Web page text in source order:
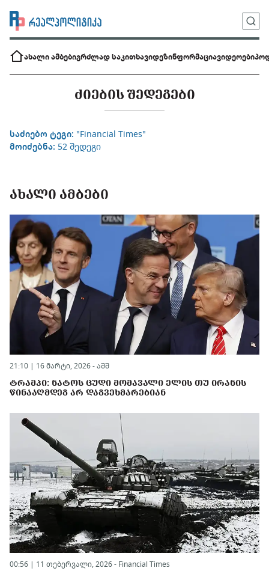
ახალი ამბებიგრძლად საკითხავიდეზინფორმაციავიდეოები
ᲫᲘᲔᲑᲘᲡ ᲨᲔᲓᲔᲒᲔᲑᲘ
საძიებო ტეგი: "Financial Times"
მოიძებნა: 52 შედეგი
ᲐᲮᲐᲚᲘ ᲐᲛᲑᲔᲑᲘ
21:10 | 16 მარტი, 2026 - აშშ
ᲢᲠᲐᲛᲞᲘ: ᲜᲐᲢᲝᲡ ᲪᲣᲓᲘ ᲛᲝᲛᲐᲕᲐᲚᲘ ᲔᲚᲘᲡ ᲗᲣ ᲘᲠᲐᲜᲘᲡ
ᲬᲘᲜᲐᲐᲦᲛᲓᲔᲒ ᲐᲠ ᲓᲐᲒᲕᲔᲮᲛᲐᲠᲔᲑᲘᲐᲜ
00:56 | 11 თებერვალი, 2026 - Financial Times